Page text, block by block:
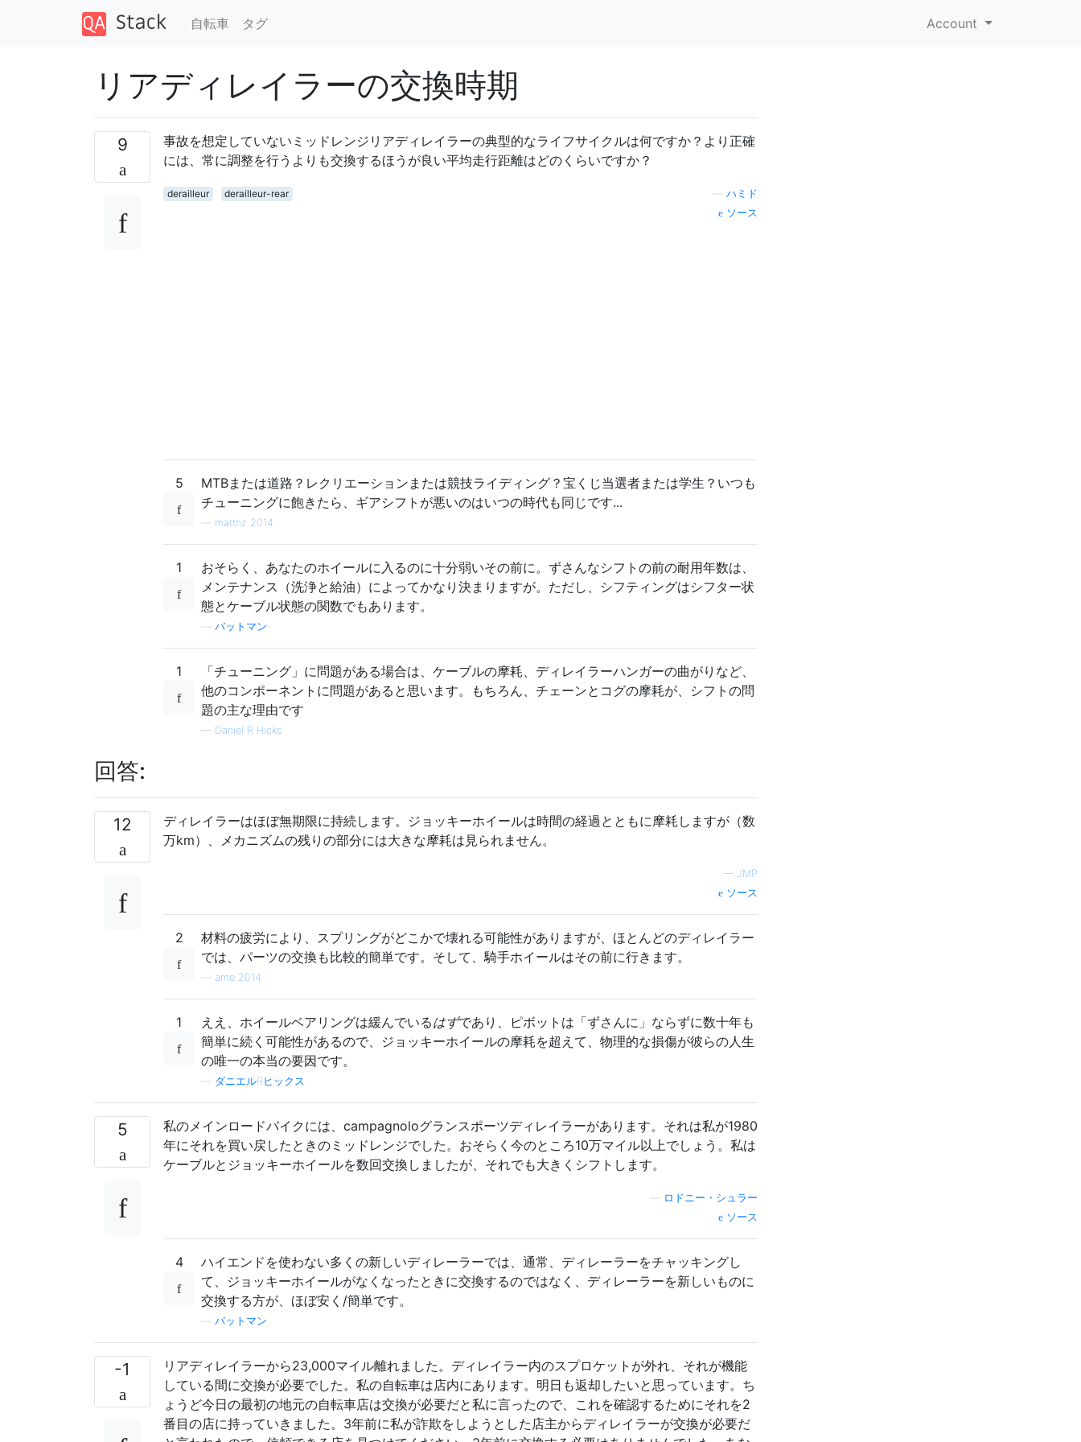
自転車 タグ Account
リアディレイラーの交換時期
9
事故を想定していないミッドレンジリアディレイラーの典型的なライフサイクルは何ですか？より正確
には、常に調整を行うよりも交換するほうが良い平均走行距離はどのくらいですか？
derailleur derailleur-rear
ハミド
ソース
5
MTBまたは道路？レクリエーションまたは競技ライディング？宝くじ当選者または学生？いつも
チューニングに飽きたら、ギアシフトが悪いのはいつの時代も同じです...
mattnz 2014
1
おそらく、あなたのホイールに入るのに十分弱いその前に。ずさんなシフトの前の耐用年数は、
メンテナンス（洗浄と給油）によってかなり決まりますが。ただし、シフティングはシフター状
態とケーブル状態の関数でもあります。
バットマン
1
「チューニング」に問題がある場合は、ケーブルの摩耗、ディレイラーハンガーの曲がりなど、
他のコンポーネントに問題があると思います。もちろん、チェーンとコグの摩耗が、シフトの問
題の主な理由です
— Daniel R Hicks
回答:
12
ディレイラーはほぼ無期限に持続します。ジョッキーホイールは時間の経過とともに摩耗しますが（数
万km）、メカニズムの残りの部分には大きな摩耗は見られません。
— JMP
ソース
2
材料の疲労により、スプリングがどこかで壊れる可能性がありますが、ほとんどのディレイラー
では、パーツの交換も比較的簡単です。そして、騎手ホイールはその前に行きます。
arne 2014
1 ええ、ホイールベアリングは緩んでいるはずであり、ピボットは「ずさんに」ならずに数十年も
簡単に続く可能性があるので、ジョッキーホイールの摩耗を超えて、物理的な損傷が彼らの人生
の唯一の本当の要因です。
ダニエルRヒックス
5
私のメインロードバイクには、campagnoloグランスポーツディレイラーがあります。それは私が1980
年にそれを買い戻したときのミッドレンジでした。おそらく今のところ10万マイル以上でしょう。私は
ケーブルとジョッキーホイールを数回交換しましたが、それでも大きくシフトします。
ロドニー・シュラー
ソース
4
ハイエンドを使わない多くの新しいディレーラーでは、通常、ディレーラーをチャッキングし
て、ジョッキーホイールがなくなったときに交換するのではなく、ディレーラーを新しいものに
交換する方が、ほぼ安く/簡単です。
バットマン
-1
リアディレイラーから23,000マイル離れました。ディレイラー内のスプロケットが外れ、それが機能
している間に交換が必要でした。私の自転車は店内にあります。明日も返却したいと思っています。ち
ょうど今日の最初の地元の自転車店は交換が必要だと私に言ったので、これを確認するためにそれを2
番目の店に持っていきました。3年前に私が詐欺をしようとした店主からディレイラーが交換が必要だ